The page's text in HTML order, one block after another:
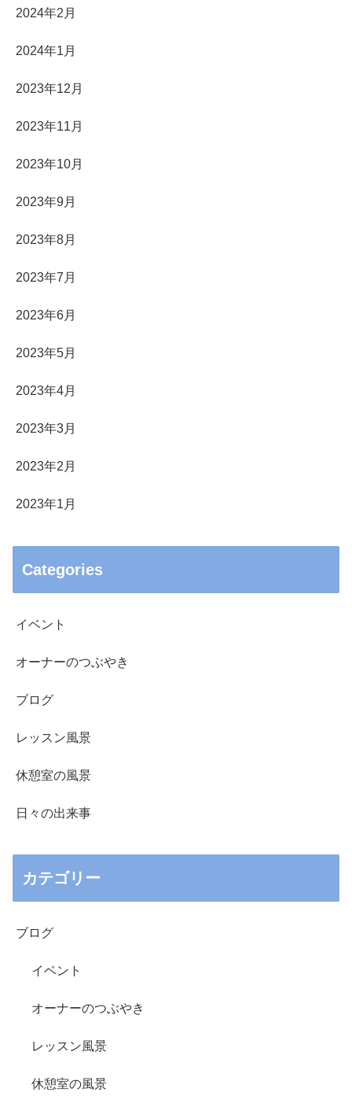
2024年2月
2024年1月
2023年12月
2023年11月
2023年10月
2023年9月
2023年8月
2023年7月
2023年6月
2023年5月
2023年4月
2023年3月
2023年2月
2023年1月
Categories
イベント
オーナーのつぶやき
ブログ
レッスン風景
休憩室の風景
日々の出来事
カテゴリー
ブログ
イベント
オーナーのつぶやき
レッスン風景
休憩室の風景